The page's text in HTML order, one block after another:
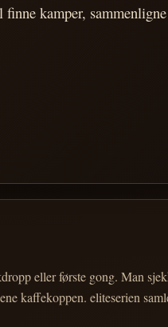
kamper, sammenligne
eller første gong. Man
kaffekoppen. eliteserien